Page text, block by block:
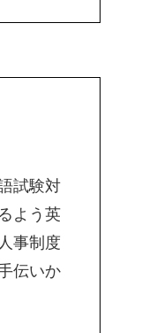
試験対
よう英
事制度
伝いか